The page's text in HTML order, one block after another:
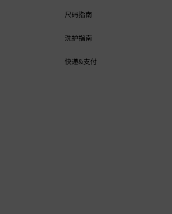
尺码指南
洗护指南
快递&支付